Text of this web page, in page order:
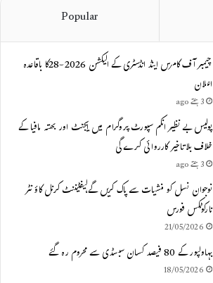
Popular
چیمبر آف کامرس اینڈ انڈسٹری کے الیکشن 2026-28کا باقاعدہ
اعلان
3 ہفتے ago
پولیس بے نظیر انکم سپورٹ پروگرام میں ایجنٹ اور بھتہ مافیا کے
خلاف بلاتاخیر کارروائی کرے گی
3 ہفتے ago
نوجوان نسل کو منشیات سے پاک کریں گے،لیفٹیننٹ کرنل کاؤنٹر
نارکوٹکس فورس
21/05/2026
بہاولپور کے 80 فیصد کسان سبسڈی سے محروم رہ گئے
18/05/2026